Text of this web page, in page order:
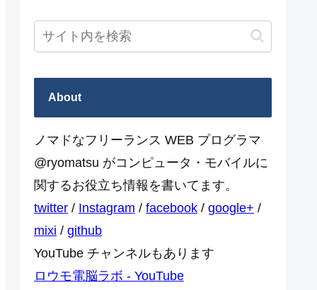
About
ノマドなフリーランス WEB プログラマ
@ryomatsu がコンピュータ・モバイルに
関するお役立ち情報を書いてます。
twitter / Instagram / facebook / google+ /
mixi / github
YouTube チャンネルもあります
ロウモ電脳ラボ - YouTube